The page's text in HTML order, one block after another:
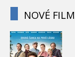
NOVÉ